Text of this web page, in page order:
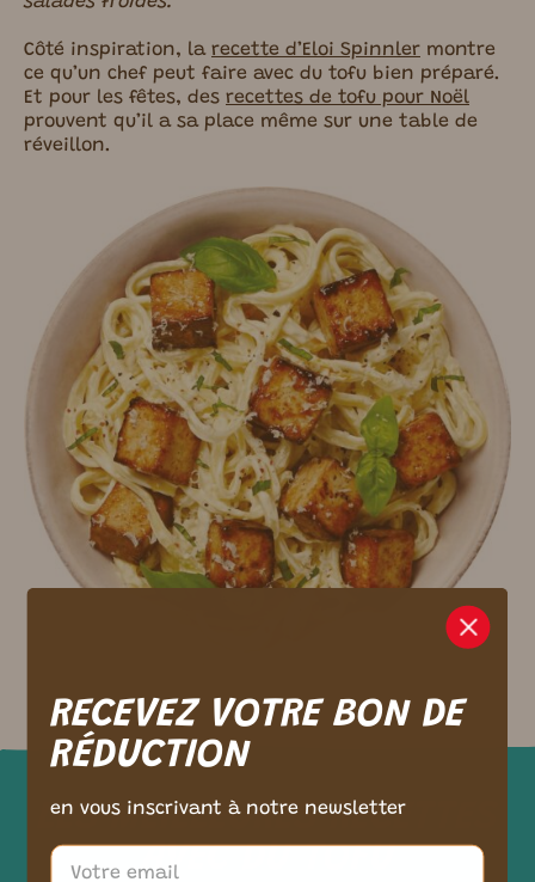
Côté inspiration, la recette d’Eloi Spinnler montre
ce qu’un chef peut faire avec du tofu bien préparé.
Et pour les fêtes, des recettes de tofu pour Noël
prouvent qu’il a sa place même sur une table de
réveillon.
LES MEILLEURES RECETTES
AVEC DU TOFU
RECEVEZ VOTRE BON DE
RÉDUCTION
en vous inscrivant à notre newsletter